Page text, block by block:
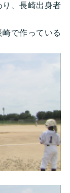
、長崎出身者
で作っている